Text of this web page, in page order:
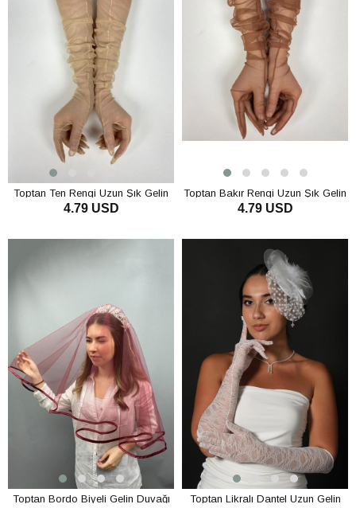
Toptan Ten Rengi Uzun Şık Gelin
Eldiveni Tül Eldiven
4.79 USD
Toptan Bakır Rengi Uzun Şık Gelin
Eldiveni Tül Eldiven
4.79 USD
Toptan Bordo Biyeli Gelin Duvağı
Toptan Likralı Dantel Uzun Gelin